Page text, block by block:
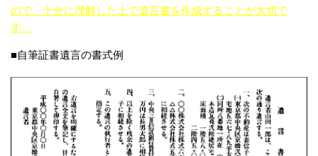
ので、十分に理解した上で遺言書を作成することが大切で
す。
■自筆証書遺言の書式例